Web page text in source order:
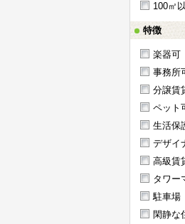
100㎡
特徴
楽器可
事務所
分譲賃
ペット
生活保
デザイ
高級賃
タワー
駐車場
閑静な